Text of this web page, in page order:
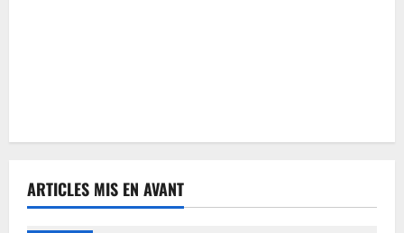
ARTICLES MIS EN AVANT